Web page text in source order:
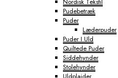
Pudebetræk
Puder
Læderpuder
Puder I Uld
Quiltede Puder
Siddehynder
Stolehynder